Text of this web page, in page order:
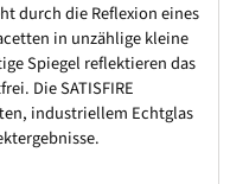
durch die Reflexion eines
in unzählige kleine
Spiegel reflektieren das
Die SATISFIRE
industriellem Echtglas